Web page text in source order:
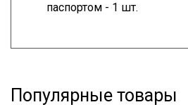
паспортом - 1 шт.
Популярные товары